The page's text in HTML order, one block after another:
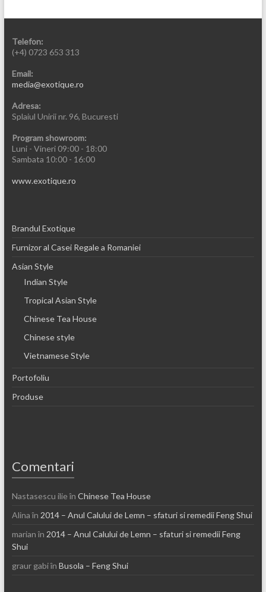
Telefon:
(+4) 0723 653 313
Email:
media@exotique.ro
Adresa:
Splaiul Unirii nr. 96, Bucuresti
Program showroom:
Luni - Vineri 09:00 - 18:00
Sambata 10:00 - 16:00
www.exotique.ro
Brandul Exotique
Furnizor al Casei Regale a Romaniei
Asian Style
Indian Style
Tropical Asian Style
Chinese Tea House
Chinese style
Vietnamese Style
Portofoliu
Produse
Comentari
Nastasescu ilieîn Chinese Tea House
Alinaîn 2014 – Anul Calului de Lemn – sfaturi si remedii Feng Shui
marianîn 2014 – Anul Calului de Lemn – sfaturi si remedii Feng
Shui
graur gabiîn Busola – Feng Shui